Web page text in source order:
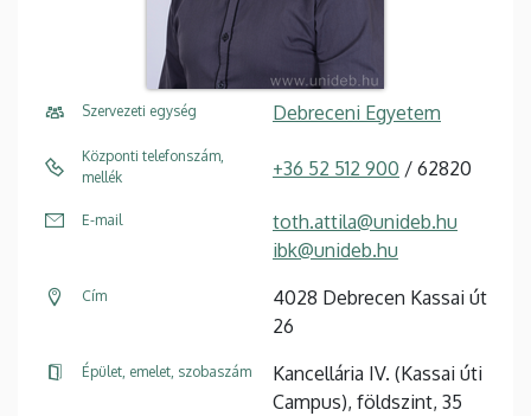
Szervezeti egység Debreceni Egyetem
Központi telefonszám,
mellék
+36 52 512 900 / 62820
E-mail
toth.attila@unideb.hu
ibk@unideb.hu
Cím
4028 Debrecen Kassai út
26
Épület, emelet, szobaszám
Kancellária IV. (Kassai úti
Campus), földszint, 35